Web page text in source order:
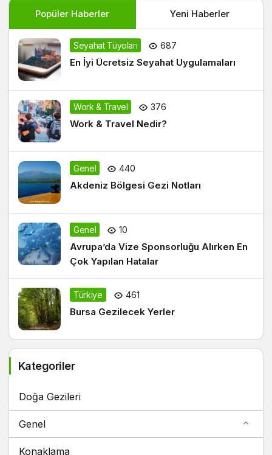
Popüler Haberler Yeni Haberler
Seyahat Tüyoları 687
En İyi Ücretsiz Seyahat Uygulamaları
Work & Travel 376
Work & Travel Nedir?
Genel 440
Akdeniz Bölgesi Gezi Notları
Genel 10
Avrupa’da Vize Sponsorluğu Alırken En
Çok Yapılan Hatalar
Türkiye 461
Bursa Gezilecek Yerler
Kategoriler
Doğa Gezileri
Genel
Konaklama